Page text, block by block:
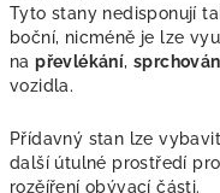
Tyto stany nedisponují
boční, nicméně je lze
na převlékání,
vozidla.
Přídavný stan lze
další útulné prostředí
rozěíření obývací části.